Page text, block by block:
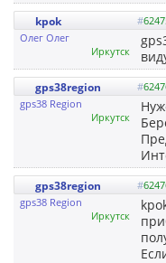
kpok #
Олег Олег
Иркутск
gps38region #
gps38 Region
Иркутск
gps38region #
gps38 Region
Иркутск